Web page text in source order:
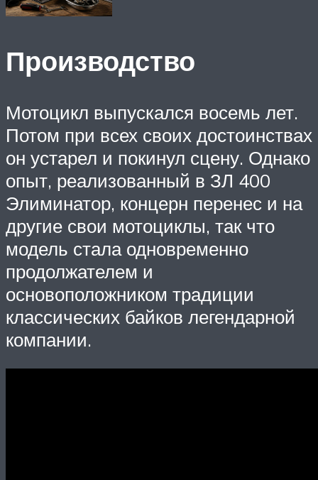
Производство
Мотоцикл выпускался восемь лет.
Потом при всех своих достоинствах
он устарел и покинул сцену. Однако
опыт, реализованный в ЗЛ 400
Элиминатор, концерн перенес и на
другие свои мотоциклы, так что
модель стала одновременно
продолжателем и
основоположником традиции
классических байков легендарной
компании.